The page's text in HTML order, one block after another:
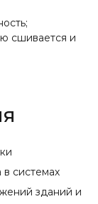
сшивается и
системах
зданий и